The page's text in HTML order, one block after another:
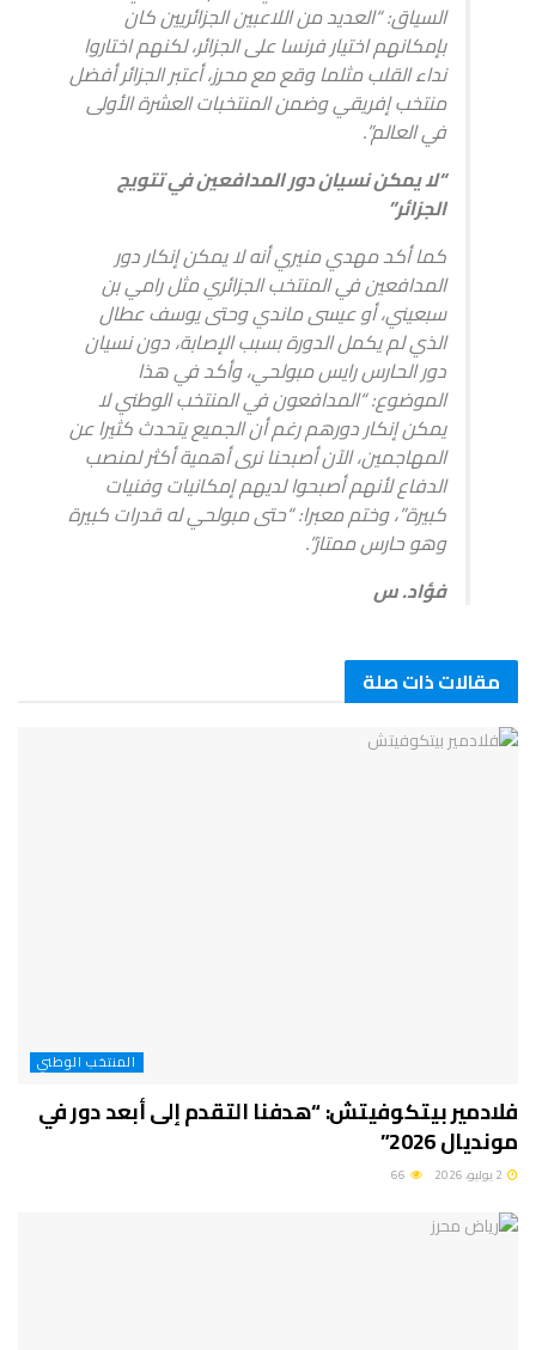
السياق: “العديد من اللاعبين الجزائريين كان
بإمكانهم اختيار فرنسا على الجزائر، لكنهم اختاروا
نداء القلب مثلما وقع مع محرز، أعتبر الجزائر أفضل
منتخب إفريقي وضمن المنتخبات العشرة الأولى
في العالم”.
“لا يمكن نسيان دور المدافعين في تتويج
الجزائر”
كما أكد مهدي منيري أنه لا يمكن إنكار دور
المدافعين في المنتخب الجزائري مثل رامي بن
سبعيني، أو عيسى ماندي وحتى يوسف عطال
الذي لم يكمل الدورة بسبب الإصابة، دون نسيان
دور الحارس رايس مبولحي، وأكد في هذا
الموضوع: “المدافعون في المنتخب الوطني لا
يمكن إنكار دورهم رغم أن الجميع يتحدث كثيرا عن
المهاجمين، الآن أصبحنا نرى أهمية أكثر لمنصب
الدفاع لأنهم أصبحوا لديهم إمكانيات وفنيات
كبيرة”، وختم معبرا: “حتى مبولحي له قدرات كبيرة
وهو حارس ممتاز”.
فؤاد. س
مقالات ذات صلة
المنتخب الوطني
فلادمير بيتكوفيتش: “هدفنا التقدم إلى أبعد دور في
مونديال 2026”